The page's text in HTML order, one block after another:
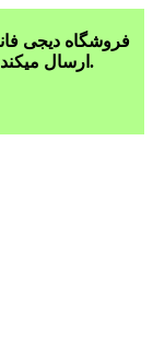
فروشگاه دیجی
ارسال میکند با خیال راحت سفارش خود را ثبت کنید.